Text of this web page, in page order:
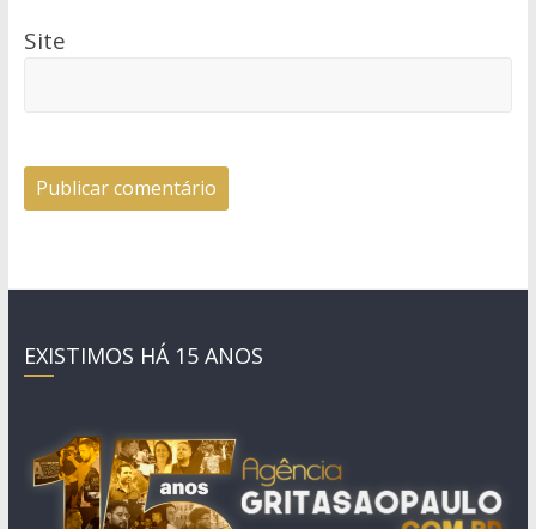
Site
EXISTIMOS HÁ 15 ANOS